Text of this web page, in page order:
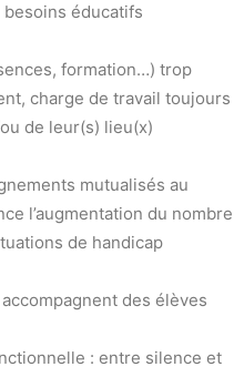
besoins éducatifs
formation…) trop
charge de travail toujours
de leur(s) lieu(x)
mutualisés au
l’augmentation du nombre
de handicap
des élèves
: entre silence et